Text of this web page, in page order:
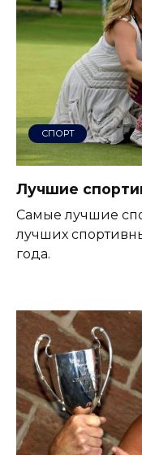
СПОРТ
Лучшие
Самые лучшие
лучших
года.